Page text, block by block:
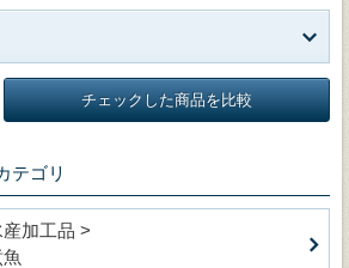
チェックした商品を比較
テゴリ
加工品 >